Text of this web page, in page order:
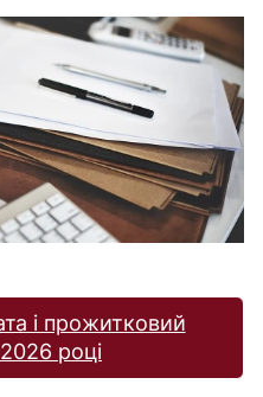
і прожитковий
році